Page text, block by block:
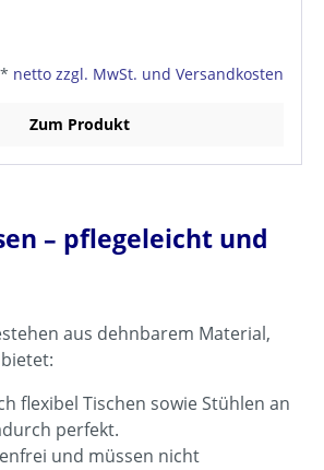
* netto zzgl. MwSt. und Versandkosten
Zum Produkt
– pflegeleicht und
aus dehnbarem Material,
flexibel Tischen sowie Stühlen an
perfekt.
und müssen nicht